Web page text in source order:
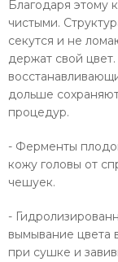
Благодаря этому
чистыми.
секутся и не
держат свой
дольше
процедур.
- Ферменты
кожу головы от
чешуек.
-
вымывание цвета
при сушке и